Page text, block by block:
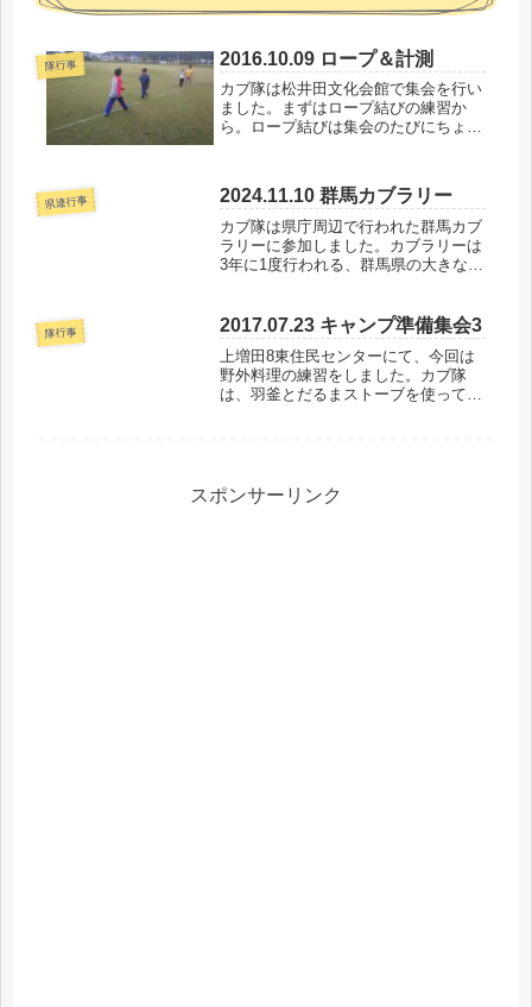
隊行事 2016.10.09 ロープ＆計測
カブ隊は松井田文化会館で集会を行い
ました。まずはロープ結びの練習か
ら。ロープ結びは集会のたびにちょこ
本結びから、何度も挑戦です。続いて
は体を使った計測に挑戦。10mのメジ
ャ...
県連行事 2024.11.10 群馬カブラリー
カブ隊は県庁周辺で行われた群馬カブ
ラリーに参加しました。カブラリーは
3年に1度行われる、群馬県の大きな大
へは、電車とバスに乗り継いでいきま
す。今回は前橋なので、信越線に乗
っ...
隊行事 2017.07.23 キャンプ準備集会3
上増田8東住民センターにて、今回は
野外料理の練習をしました。カブ隊
は、羽釜とだるまストーブを使ってご
す。...
スポンサーリンク